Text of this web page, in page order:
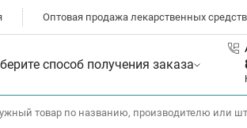
Оптовая продажа лекарственных средств
способ получения заказа